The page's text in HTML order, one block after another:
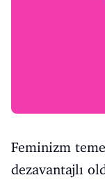
Feminizm
dezavantajlı